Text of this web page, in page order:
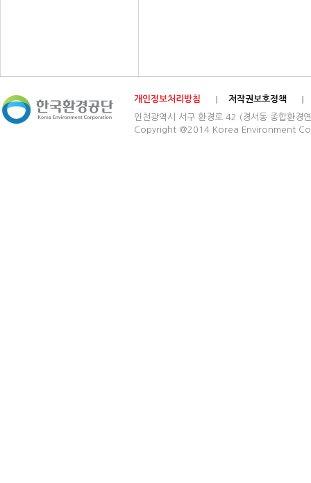
개인정보처리방침
저작권보호정책
인천광역시 서구 환경로 42 (경서동 종합
Copyright @2014 Korea Environment